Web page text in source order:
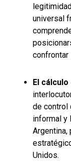
universal
confrontar
El
de control
informal y
Argentina,
Unidos.